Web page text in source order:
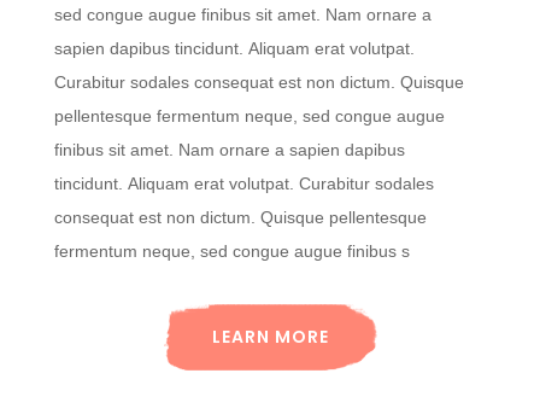
sed congue augue finibus sit amet. Nam ornare a
sapien dapibus tincidunt. Aliquam erat volutpat.
Curabitur sodales consequat est non dictum. Quisque
pellentesque fermentum neque, sed congue augue
finibus sit amet. Nam ornare a sapien dapibus
tincidunt. Aliquam erat volutpat. Curabitur sodales
consequat est non dictum. Quisque pellentesque
fermentum neque, sed congue augue finibus s
LEARN MORE